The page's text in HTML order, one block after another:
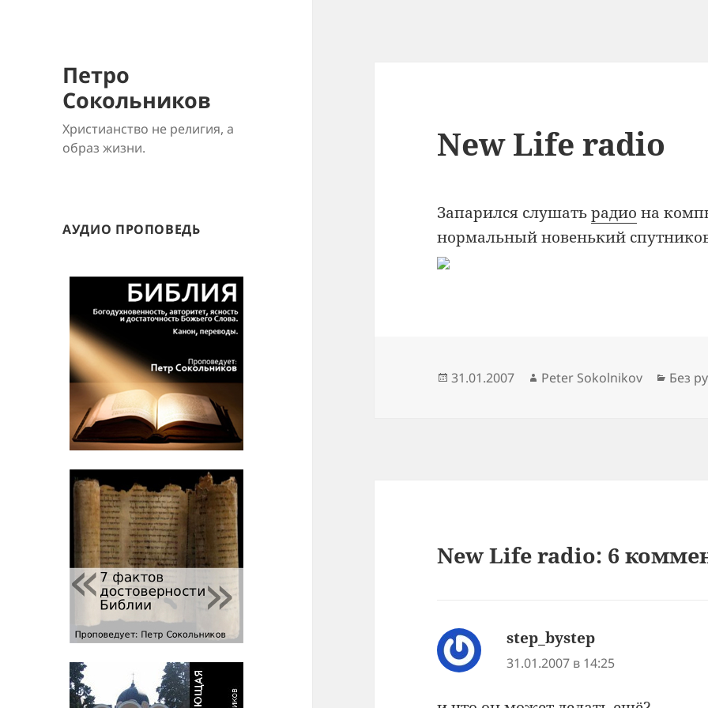
Петро
Сокольников
Христианство не религия, а
образ жизни.
АУДИО ПРОПОВЕДЬ
New Life radio
Запарился слушатьрадио на
нормальный новенький
Опубликовано
31.01.2007 Автор
Peter Sokolnikov Без
New Life radio: 6
step_bystep
31.01.2007 в 14:25